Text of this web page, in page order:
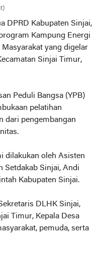
DPRD Kabupaten Sinjai,
Kampung Energi
Masyarakat yang digelar
Sinjai Timur,
Peduli Bangsa (YPB)
pelatihan
dari pengembangan
dilakukan oleh Asisten
Setdakab Sinjai, Andi
Kabupaten Sinjai.
DLHK Sinjai,
Timur, Kepala Desa
pemuda, serta